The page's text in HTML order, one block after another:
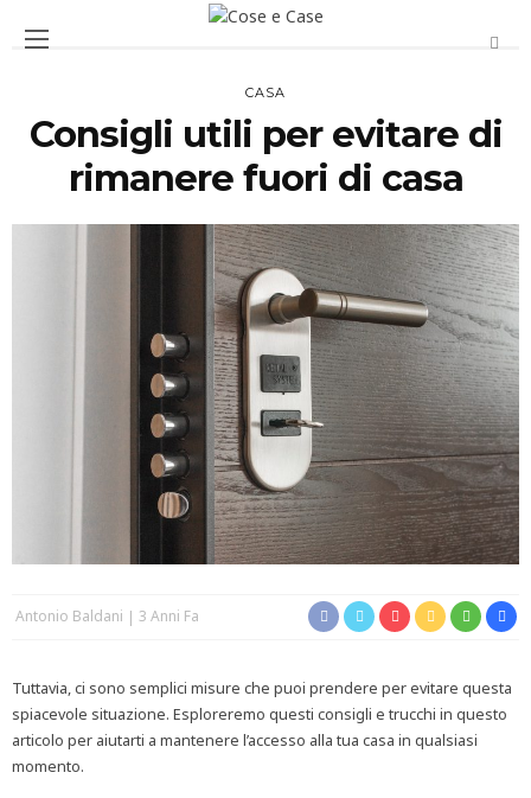
CASA
Consigli utili per evitare di
rimanere fuori di casa
Antonio Baldani 3 Anni Fa
Tuttavia, ci sono semplici misure che puoi prendere per evitare questa
spiacevole situazione. Esploreremo questi consigli e trucchi in questo
articolo per aiutarti a mantenere l’accesso alla tua casa in qualsiasi
momento.